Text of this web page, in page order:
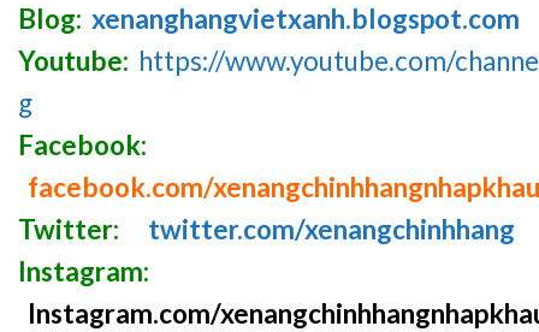
Blog: xenanghangvietxanh.blogspot.com
Youtube: https://www.youtube.com/
g
Facebook:
facebook.com/xenangchinhhangnhapkhau
Twitter:
twitter.com/xenangchinhhang
Instagram:
Instagram.com/